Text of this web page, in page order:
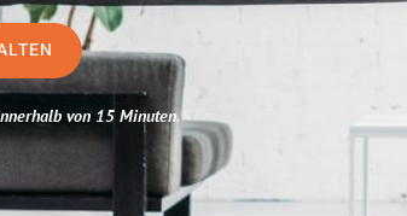
von 15 Minuten.